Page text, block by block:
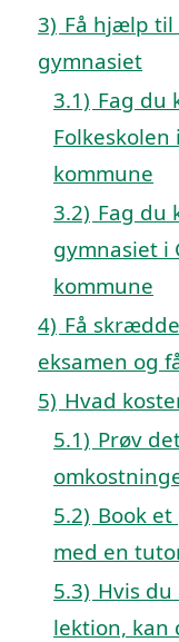
3) Få hjælp til
gymnasiet
3.1) Fag du
kommune
3.2) Fag du
gymnasiet i
kommune
4) Få
eksamen og
5) Hvad
5.1) Prøv
5.2) Book
med en
5.3) Hvis
lektion, kan